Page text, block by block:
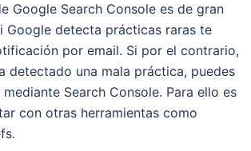
Google Search Console es de gran
Google detecta prácticas raras te
por email. Si por el contrario,
detectado una mala práctica, puedes
Search Console. Para ello es
con otras herramientas como